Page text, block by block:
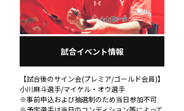
試合イベント情報
【試合後のサイン会(プレミア/ゴールド会員)】
小川麻斗選手/マイケル・オウ選手
※事前申込および抽選制のため当日参加不可